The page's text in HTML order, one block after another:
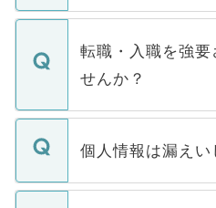
ます。通常、5営業
いただきますので、
マイナビDOCTOR
うち約3割は、Web
けない「非公開求人
下記の理由によって
ません。
■応募殺到を避ける
関を公にしてしまう
転職・入職を強要
せんか？
転職・入職を強要す
ん。また、仮に応募
定を承諾する必要は
個人情報は漏えい
個人情報が漏えいす